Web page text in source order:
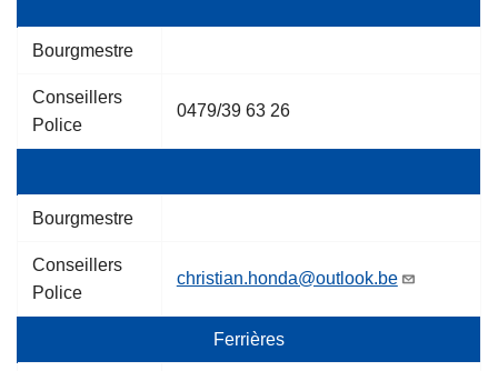
Bourgmestre
Conseillers
Police
0479/39 63 26
Bourgmestre
Conseillers
Police
christian.honda@outlook.be
Ferrières